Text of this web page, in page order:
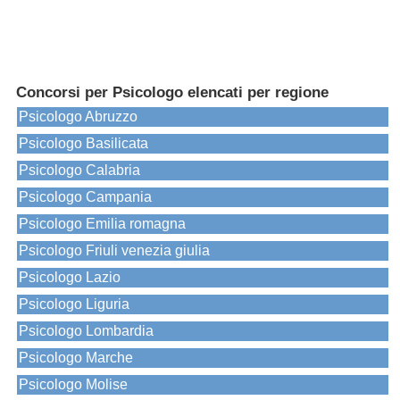
Concorsi per Psicologo elencati per regione
Psicologo Abruzzo
Psicologo Basilicata
Psicologo Calabria
Psicologo Campania
Psicologo Emilia romagna
Psicologo Friuli venezia giulia
Psicologo Lazio
Psicologo Liguria
Psicologo Lombardia
Psicologo Marche
Psicologo Molise